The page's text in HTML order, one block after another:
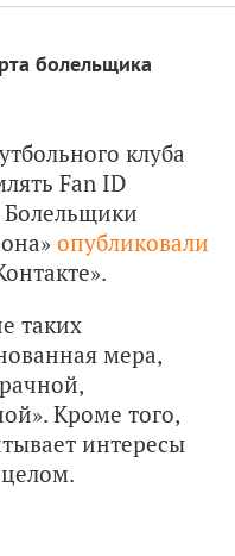
болельщика
клуба
Fan ID
опубликовали
таких
мера,
Кроме того,
интересы